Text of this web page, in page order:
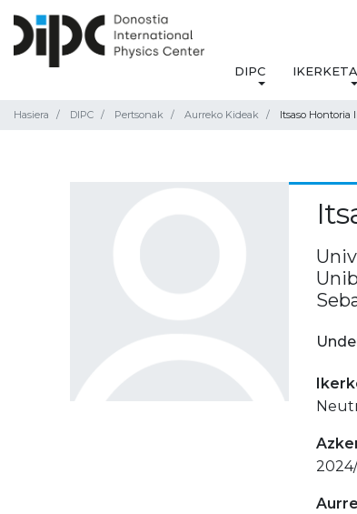
DIPC IKERKETA
Hasiera DIPC Pertsonak Aurreko Kideak Itsaso Hontoria